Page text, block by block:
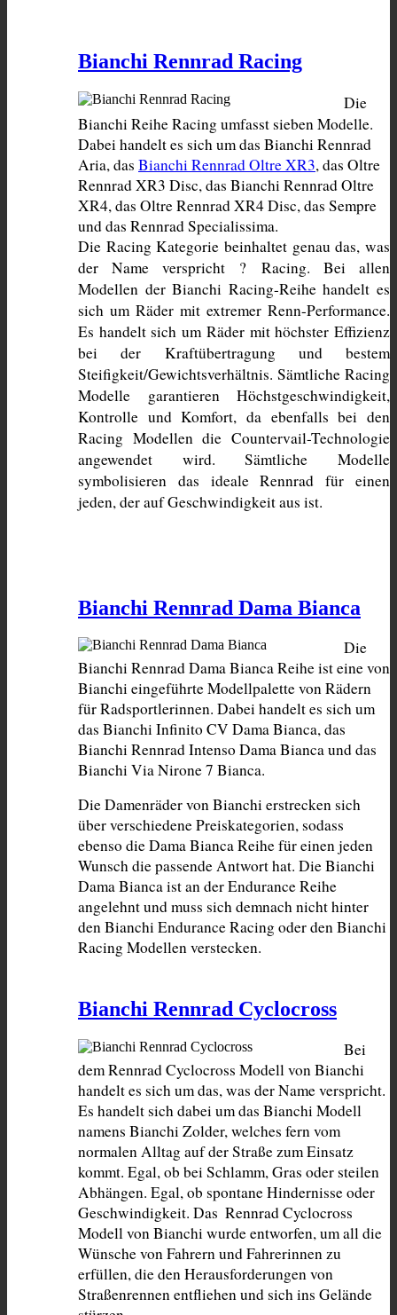
Bianchi Rennrad Racing
Die
Bianchi Reihe Racing umfasst sieben Modelle.
Dabei handelt es sich um das Bianchi Rennrad
Aria, das Bianchi Rennrad Oltre XR3, das Oltre
Rennrad XR3 Disc, das Bianchi Rennrad Oltre
XR4, das Oltre Rennrad XR4 Disc, das Sempre
und das Rennrad Specialissima.
Die Racing Kategorie beinhaltet genau das, was
der Name verspricht ? Racing. Bei allen
Modellen der Bianchi Racing-Reihe handelt es
sich um Räder mit extremer Renn-Performance.
Es handelt sich um Räder mit höchster Effizienz
bei der Kraftübertragung und bestem
Steifigkeit/Gewichtsverhältnis. Sämtliche Racing
Modelle garantieren Höchstgeschwindigkeit,
Kontrolle und Komfort, da ebenfalls bei den
Racing Modellen die Countervail-Technologie
angewendet wird. Sämtliche Modelle
symbolisieren das ideale Rennrad für einen
jeden, der auf Geschwindigkeit aus ist.
Bianchi Rennrad Dama Bianca
Die
Bianchi Rennrad Dama Bianca Reihe ist eine von
Bianchi eingeführte Modellpalette von Rädern
für Radsportlerinnen. Dabei handelt es sich um
das Bianchi Infinito CV Dama Bianca, das
Bianchi Rennrad Intenso Dama Bianca und das
Bianchi Via Nirone 7 Bianca.
Die Damenräder von Bianchi erstrecken sich
über verschiedene Preiskategorien, sodass
ebenso die Dama Bianca Reihe für einen jeden
Wunsch die passende Antwort hat. Die Bianchi
Dama Bianca ist an der Endurance Reihe
angelehnt und muss sich demnach nicht hinter
den Bianchi Endurance Racing oder den Bianchi
Racing Modellen verstecken.
Bianchi Rennrad Cyclocross
Bei
dem Rennrad Cyclocross Modell von Bianchi
handelt es sich um das, was der Name verspricht.
Es handelt sich dabei um das Bianchi Modell
namens Bianchi Zolder, welches fern vom
normalen Alltag auf der Straße zum Einsatz
kommt. Egal, ob bei Schlamm, Gras oder steilen
Abhängen. Egal, ob spontane Hindernisse oder
Geschwindigkeit. Das  Rennrad Cyclocross
Modell von Bianchi wurde entworfen, um all die
Wünsche von Fahrern und Fahrerinnen zu
erfüllen, die den Herausforderungen von
Straßenrennen entfliehen und sich ins Gelände